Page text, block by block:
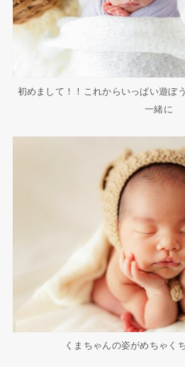
初めまして！！これからいっぱい遊
一緒に
くまちゃんの姿がめちゃく